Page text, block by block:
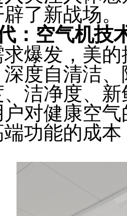
了新战场。
：空气机技
爆发，美
度自清洁
洁净度、
对健康空
功能的成